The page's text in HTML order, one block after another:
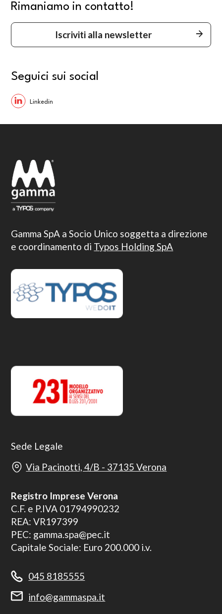
Rimaniamo in contatto!
Iscriviti alla newsletter
Seguici sui social
Gamma SpA a Socio Unico soggetta a direzione
e coordinamento di Typos Holding SpA
Sede Legale
Via Pacinotti, 4/B - 37135 Verona
Registro Imprese Verona
C.F. e P.IVA 01794990232
REA: VR197399
PEC: gamma.spa@pec.it
Capitale Sociale: Euro 200.000 i.v.
045 8185555
info@gammaspa.it